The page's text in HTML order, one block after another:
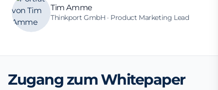
Tim Amme
Thinkport GmbH · Product Marketing Lead
Zugang zum Whitepaper